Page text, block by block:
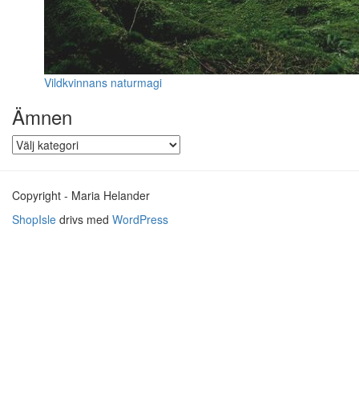
Vildkvinnans naturmagi
Ämnen
Ämnen
Copyright - Maria Helander
ShopIsle drivs med WordPress